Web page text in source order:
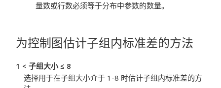
量数或行数必须等于分布中参数的数量。
为控制图估计子组内标准差的方法
1 < 子组大小 ≤ 8
选择用于在子组大小介于 1-8 时估计子组内标准差的方